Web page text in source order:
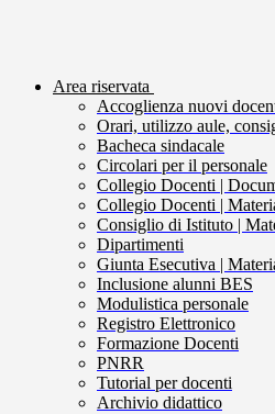
Area riservata
Accoglienza nuovi
Orari, utilizzo aule,
Bacheca sindacale
Circolari per il personale
Collegio Docenti |
Collegio Docenti |
Consiglio di Istituto |
Dipartimenti
Giunta Esecutiva |
Inclusione alunni BES
Modulistica personale
Registro Elettronico
Formazione Docenti
PNRR
Tutorial per docenti
Archivio didattico